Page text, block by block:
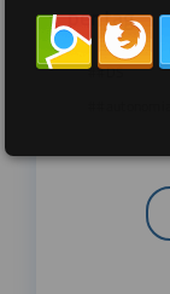
per tag
##DS